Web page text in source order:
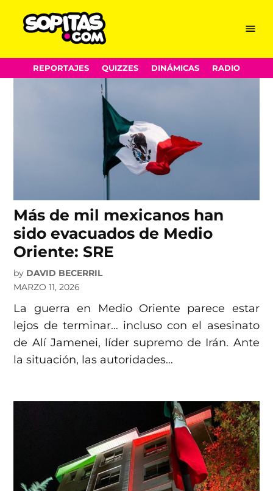
content
Menu
REPORTAJES QUIZZES DINÁMICAS RADIO
embajada
Más de mil mexicanos han
sido evacuados de Medio
Oriente: SRE
by DAVID BECERRIL
MARZO 11, 2026
La guerra en Medio Oriente parece estar
lejos de terminar… incluso con el asesinato
de Alí Jamenei, líder supremo de Irán. Ante
la situación, las autoridades…